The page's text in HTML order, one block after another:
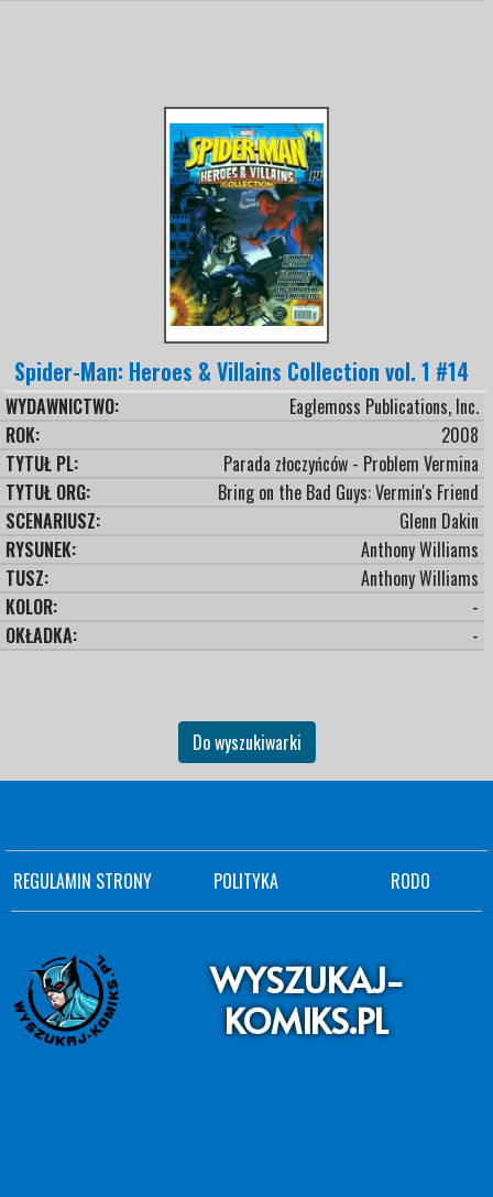
Spider-Man: Heroes & Villains Collection vol. 1 #14
WYDAWNICTWO:
Eaglemoss Publications, Inc.
ROK:
2008
TYTUŁ PL:
Parada złoczyńców - Problem Vermina
TYTUŁ ORG:
Bring on the Bad Guys: Vermin's Friend
SCENARIUSZ:
Glenn Dakin
RYSUNEK:
Anthony Williams
TUSZ:
Anthony Williams
KOLOR:
-
OKŁADKA:
-
Do wyszukiwarki
REGULAMIN STRONY POLITYKA RODO
WYSZUKAJ-
KOMIKS.PL